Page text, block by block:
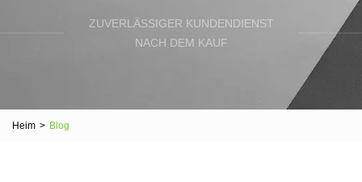
ZUVERLÄSSIGER KUNDENDIENST
NACH DEM KAUF
Heim > Blog